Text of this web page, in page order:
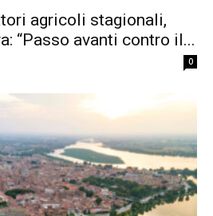
agricoli stagionali,
“Passo avanti contro il...
0